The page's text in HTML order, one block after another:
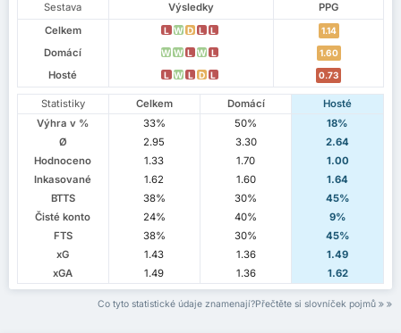
Sestava Výsledky
PPG
Celkem
L W D L L 1.14
Domácí W W L W L 1.60
Hosté L W L D L 0.73
Statistiky Celkem Domácí
Hosté
Výhra v %
33% 50%
18%
Ø
2.95 3.30
2.64
Hodnoceno
1.33 1.70
1.00
Inkasované
1.62 1.60
1.64
BTTS
38% 30%
45%
Čisté konto
24% 40%
9%
FTS
38% 30%
45%
xG
1.43 1.36
1.49
xGA
1.49 1.36 1.62
Co tyto statistické údaje znamenají?Přečtěte si slovníček pojmů